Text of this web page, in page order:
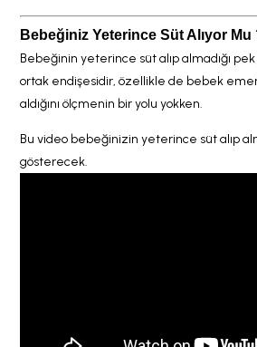
Bebeğiniz Yeterince Süt Alıyor Mu
Bebeğinin yeterince süt alıp almadığı
ortak endişesidir, özellikle de bebek
aldığını ölçmenin bir yolu yokken.
Bu video bebeğinizin yeterince süt alıp
gösterecek.